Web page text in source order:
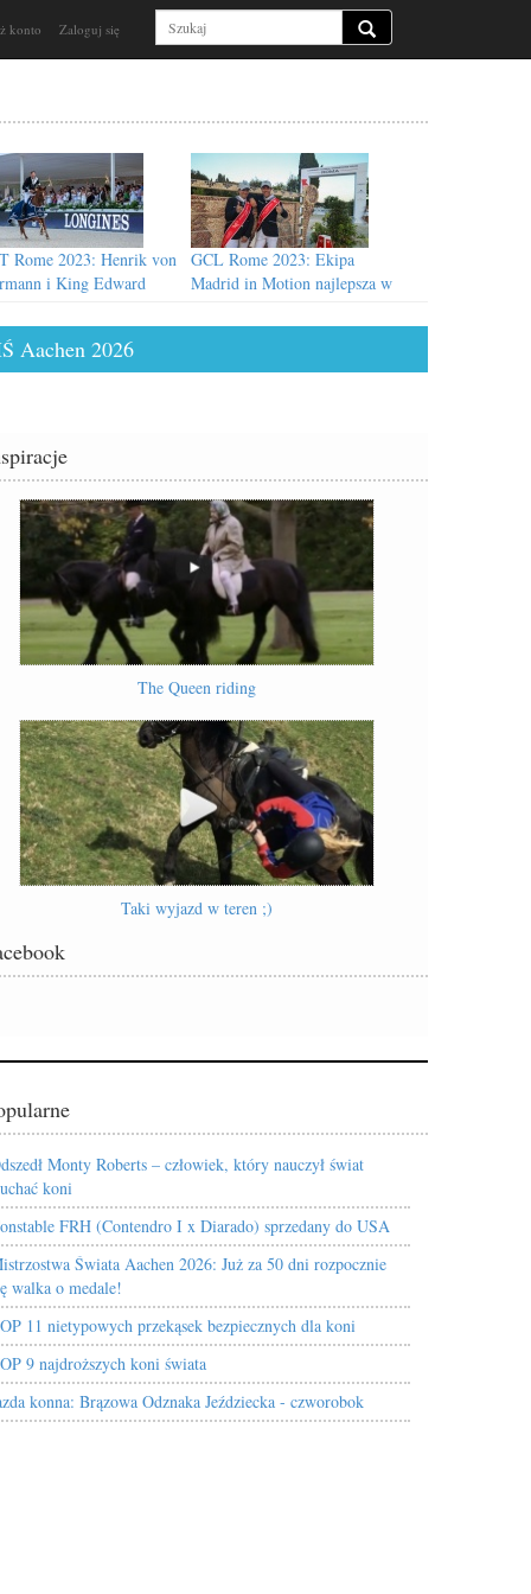
konto Zaloguj się
Rome 2023: Henrik von
i King Edward
GCL Rome 2023: Ekipa
Madrid in Motion najlepsza w
Aachen 2026
The Queen riding
Taki wyjazd w teren ;)
Monty Roberts – człowiek, który nauczył świat
koni
FRH (Contendro I x Diarado) sprzedany do USA
Świata Aachen 2026: Już za 50 dni rozpocznie
walka o medale!
11 nietypowych przekąsek bezpiecznych dla koni
9 najdroższych koni świata
konna: Brązowa Odznaka Jeździecka - czworobok